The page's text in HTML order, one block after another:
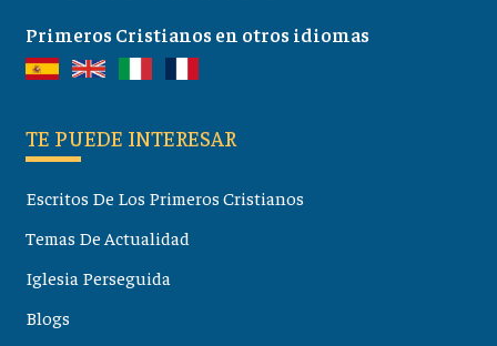
Primeros Cristianos en otros idiomas
TE PUEDE INTERESAR
Escritos De Los Primeros Cristianos
Temas De Actualidad
Iglesia Perseguida
Blogs